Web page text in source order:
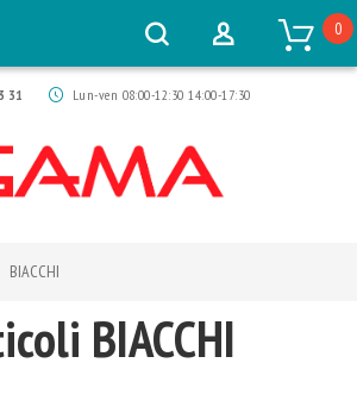
31 Lun-ven 08:00-12:30 14:00-17:30
0
BIACCHI
BIACCHI